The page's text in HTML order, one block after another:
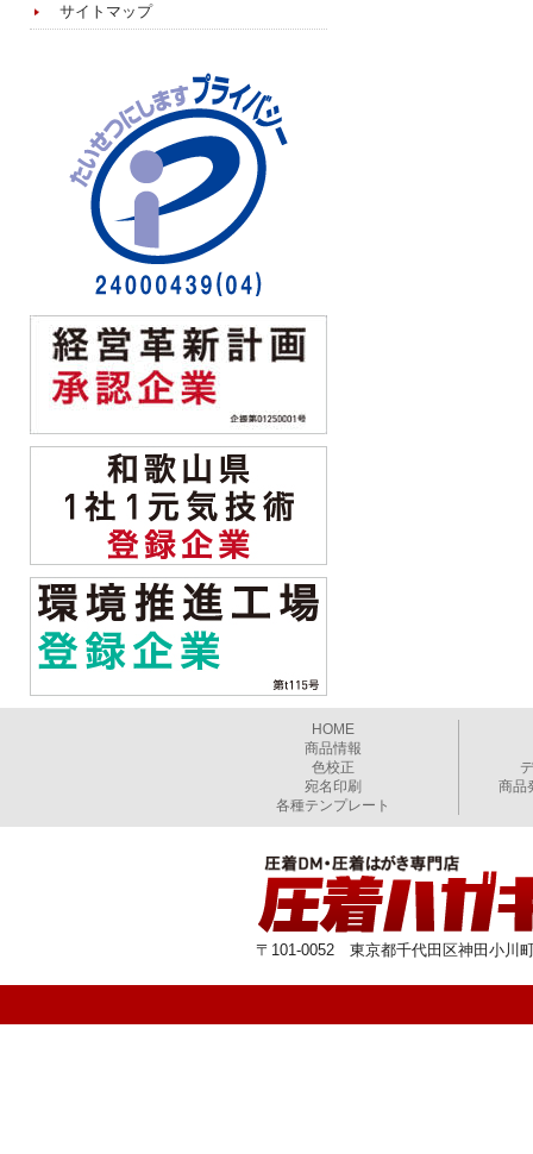
サイトマップ
HOME
商品情報
色校正
宛名印刷
各種テンプレート
商品
〒101-0052 東京都千代田区神田小川